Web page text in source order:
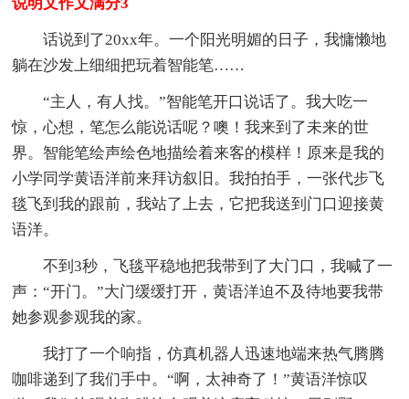
话说到了20xx年。一个阳光明媚的日子，我慵懒地
躺在沙发上细细把玩着智能笔……
“主人，有人找。”智能笔开口说话了。我大吃一
惊，心想，笔怎么能说话呢？噢！我来到了未来的世
界。智能笔绘声绘色地描绘着来客的模样！原来是我的
小学同学黄语洋前来拜访叙旧。我拍拍手，一张代步飞
毯飞到我的跟前，我站了上去，它把我送到门口迎接黄
语洋。
不到3秒，飞毯平稳地把我带到了大门口，我喊了一
声：“开门。”大门缓缓打开，黄语洋迫不及待地要我带
她参观参观我的家。
我打了一个响指，仿真机器人迅速地端来热气腾腾
咖啡递到了我们手中。“啊，太神奇了！”黄语洋惊叹